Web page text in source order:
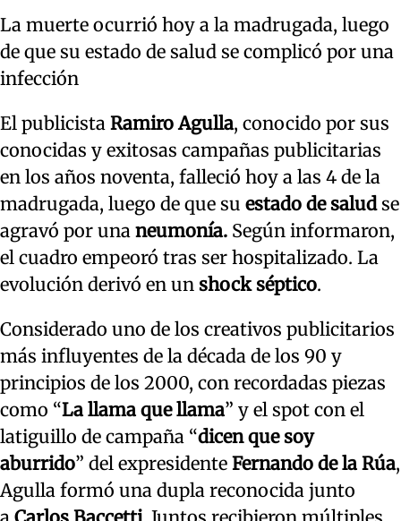
La muerte ocurrió hoy a la madrugada, luego
de que su estado de salud se complicó por una
infección
El publicista Ramiro Agulla, conocido por sus
conocidas y exitosas campañas publicitarias
en los años noventa, falleció hoy a las 4 de la
madrugada, luego de que su estado de saludse
agravó por una neumonía. Según informaron,
el cuadro empeoró tras ser hospitalizado. La
evolución derivó en un shock séptico.
Considerado uno de los creativos publicitarios
más influyentes de la década de los 90 y
principios de los 2000, con recordadas piezas
como “La llama que llama” y el spot con el
latiguillo de campaña “dicen que soy
aburrido” del expresidente Fernando de la Rúa,
Agulla formó una dupla reconocida junto